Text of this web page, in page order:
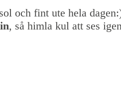
och fint ute hela
, så himla kul att ses